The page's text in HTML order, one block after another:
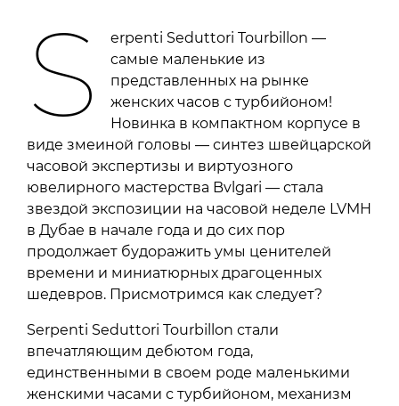
S
erpenti Seduttori Tourbillon —
cамые маленькие из
представленных на рынке
женских часов с турбийоном!
Новинка в компактном корпусе в
виде змеиной головы — синтез швейцарской
часовой экспертизы и виртуозного
ювелирного мастерства Bvlgari — стала
звездой экспозиции на часовой неделе LVMH
в Дубае в начале года и до сих пор
продолжает будоражить умы ценителей
времени и миниатюрных драгоценных
шедевров. Присмотримся как следует?
Serpenti Seduttori Tourbillon стали
впечатляющим дебютом года,
единственными в своем роде маленькими
женскими часами с турбийоном, механизм